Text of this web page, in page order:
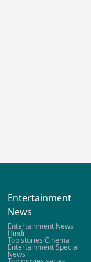
Entertainment
News
Entertainment News
Hindi
Top stories Cinema
Entertainment Special
News